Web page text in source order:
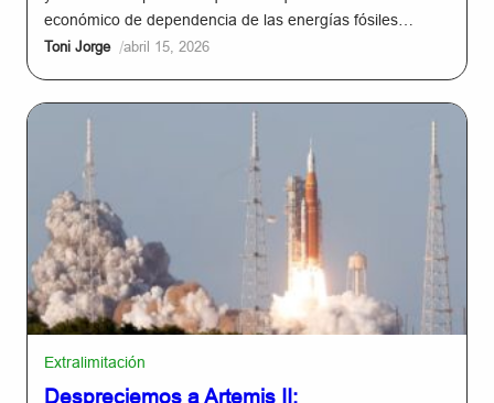
económico de dependencia de las energías fósiles…
Toni Jorge /abril 15, 2026
Extralimitación
Despreciemos a Artemis II: